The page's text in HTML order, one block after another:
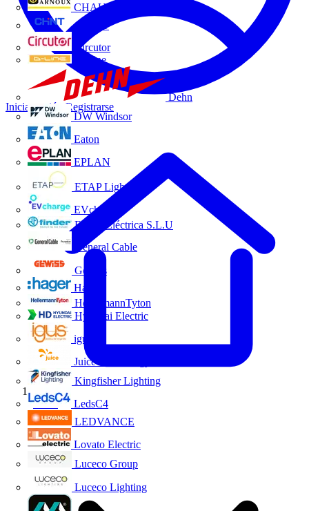
CHAUVIN ARNOUX
CHINT
Circutor
D-Line
Dehn
DW Windsor
Eaton
EPLAN
ETAP Lighting
EVcharge
Finder Eléctrica S.L.U
General Cable
Gewiss
Hager
HellermannTyton
Hyundai Electric
igus
Juice Technology
Kingfisher Lighting
LedsC4
LEDVANCE
Lovato Electric
Luceco Group
Luceco Lighting
Iniciar sesión Registrarse
Inicio